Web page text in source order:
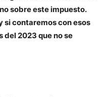
sobre este impuesto.
si contaremos con esos
del 2023 que no se